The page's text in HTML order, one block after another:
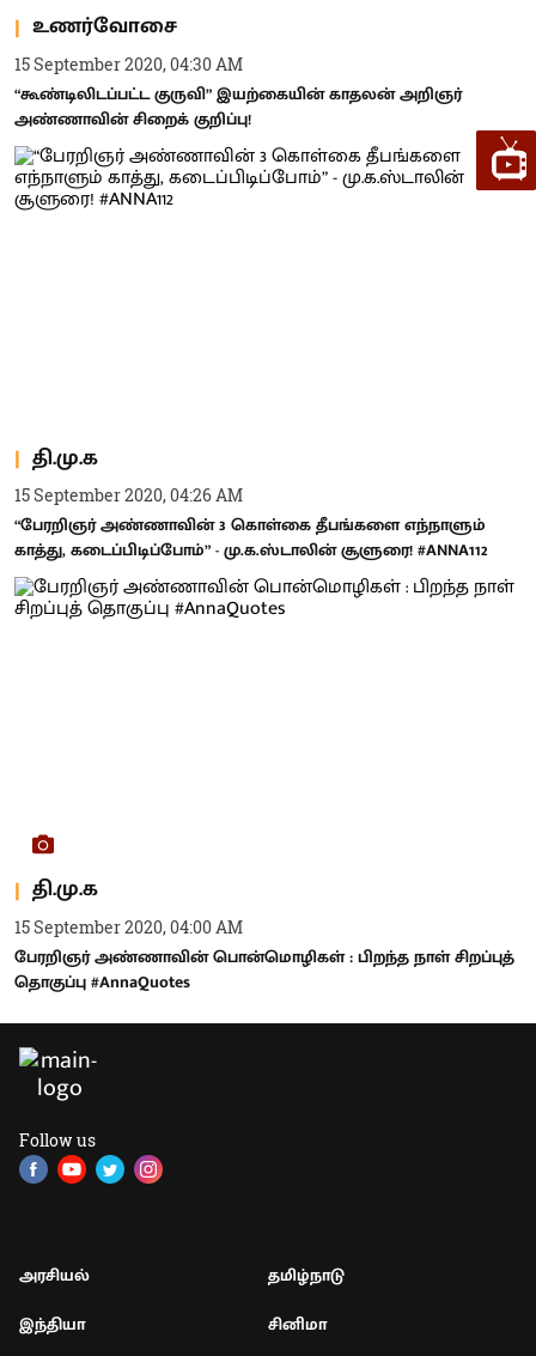
உணர்வோசை
15 September 2020, 04:30 AM
“கூண்டிலிடப்பட்ட குருவி” இயற்கையின் காதலன் அறிஞர்
அண்ணாவின் சிறைக் குறிப்பு!
தி.மு.க
15 September 2020, 04:26 AM
“பேரறிஞர் அண்ணாவின் 3 கொள்கை தீபங்களை எந்நாளும்
காத்து, கடைப்பிடிப்போம்” - மு.க.ஸ்டாலின் சூளுரை! #ANNA112
தி.மு.க
15 September 2020, 04:00 AM
பேரறிஞர் அண்ணாவின் பொன்மொழிகள் : பிறந்த நாள் சிறப்புத்
தொகுப்பு #AnnaQuotes
Follow us
அரசியல்
தமிழ்நாடு
இந்தியா
சினிமா